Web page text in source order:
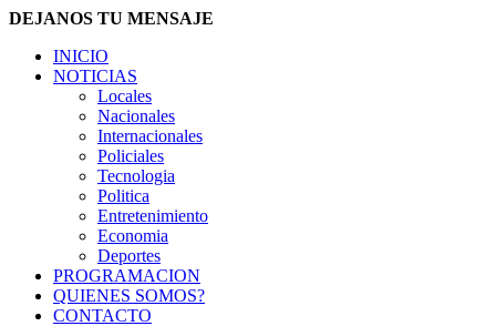
DEJANOS TU MENSAJE
INICIO
NOTICIAS
Locales
Nacionales
Internacionales
Policiales
Tecnologia
Politica
Entretenimiento
Economia
Deportes
PROGRAMACION
QUIENES SOMOS?
CONTACTO